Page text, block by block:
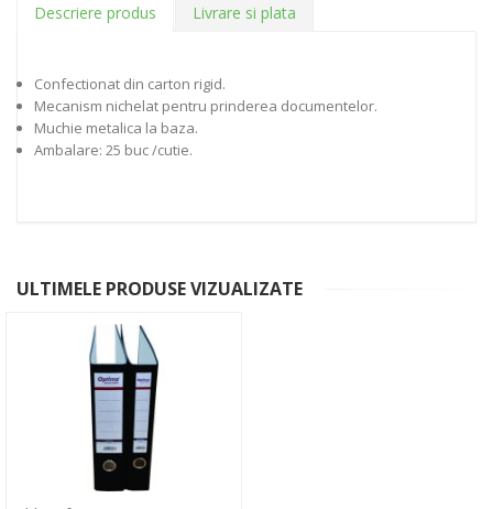
Descriere produs Livrare si plata
Confectionat din carton rigid.
Mecanism nichelat pentru prinderea documentelor.
Muchie metalica la baza.
Ambalare: 25 buc /cutie.
ULTIMELE PRODUSE VIZUALIZATE